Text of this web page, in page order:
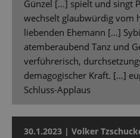
Günzel […] spielt und singt
wechselt glaubwürdig vom
liebenden Ehemann […]
atemberaubend Tanz und
verführerisch,
demagogischer Kraft. […]
Schluss-Applaus
30.1.2023 | Volker